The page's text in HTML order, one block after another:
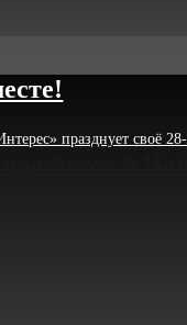
празднует своё
в